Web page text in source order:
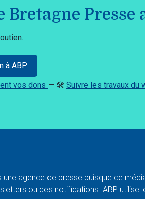
Bretagne Presse
à ABP
vos dons — 🛠️ Suivre les travaux du
agence de presse puisque ce
ou des notifications. ABP utilise